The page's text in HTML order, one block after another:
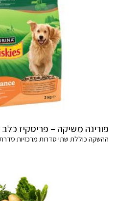
פורינה משיקה – פריסקיז
ההשקה כוללת שתי סדרות מרכזיות סדרת ACTIVE וסדרת BALANCE